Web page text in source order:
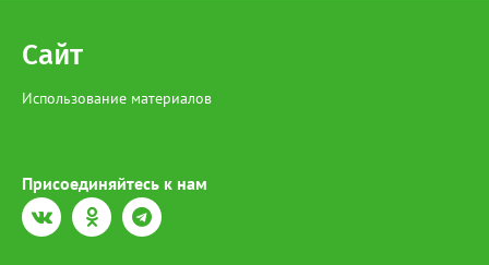
Сайт
Использование материалов
Присоединяйтесь к нам